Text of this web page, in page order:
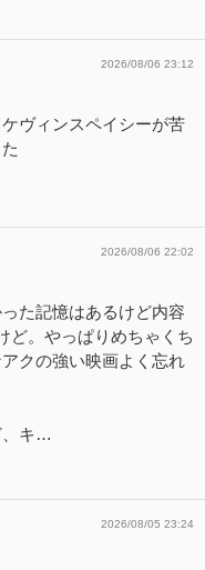
2026/08/06 23:12
ヴィンスペイシーが苦
2026/08/06 22:02
た記憶はあるけど内容
ど。やっぱりめちゃくち
クの強い映画よく忘れ
、キ…
2026/08/05 23:24